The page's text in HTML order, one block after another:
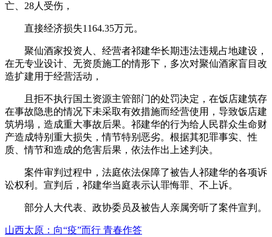
亡、28人受伤，
直接经济损失1164.35万元。
聚仙酒家投资人、经营者祁建华长期违法违规占地建设，
在无专业设计、无资质施工的情形下，多次对聚仙酒家盲目改
造扩建用于经营活动，
且拒不执行国土资源主管部门的处罚决定，在饭店建筑存
在事故隐患的情况下未采取有效措施而经营使用，导致饭店建
筑坍塌，造成重大事故后果。祁建华的行为给人民群众生命财
产造成特别重大损失，情节特别恶劣。根据其犯罪事实、性
质、情节和造成的危害后果，依法作出上述判决。
案件审判过程中，法庭依法保障了被告人祁建华的各项诉
讼权利。宣判后，祁建华当庭表示认罪悔罪、不上诉。
部分人大代表、政协委员及被告人亲属旁听了案件宣判。
山西太原：向“疫”而行 青春作答